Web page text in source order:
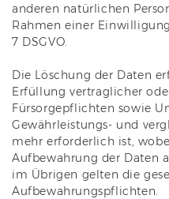
anderen natürlichen
Rahmen einer
7 DSGVO.
Die Löschung der Daten
Erfüllung vertraglicher
Fürsorgepflichten sowie
Gewährleistungs- und
mehr erforderlich ist,
Aufbewahrung der Daten
im Übrigen gelten die
Aufbewahrungspflichten.